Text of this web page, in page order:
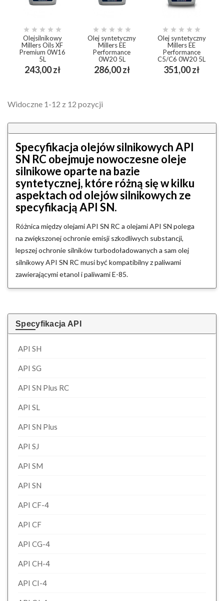
    
Olejsilnikowy
Millers Oils XF
Premium 0W16
5L
243,00 złCena
    
Olej syntetyczny
Millers EE
Performance
0W20 5L
286,00 złCena
    
Olej syntetyczny
Millers EE
Performance
C5/C6 0W20 5L
351,00 złCena
Widoczne 1-12 z 12 pozycji
Specyfikacja olejów silnikowych API
SN RC obejmuje nowoczesne oleje
silnikowe oparte na bazie
syntetycznej, które różną się w kilku
aspektach od olejów silnikowych ze
specyfikacją API SN.
Różnica między olejami API SN RC a olejami API SN polega
na zwiększonej ochronie emisji szkodliwych substancji,
lepszej ochronie silników turbodoładowanych a sam olej
silnikowy API SN RC musi być kompatibilny z paliwami
zawierającymi etanol i paliwami E-85.
Specyfikacja API
API SH
API SG
API SN Plus RC
API SL
API SN Plus
API SJ
API SM
API SN
API CF-4
API CF
API CG-4
API CH-4
API CI-4